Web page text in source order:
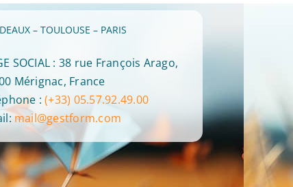
– TOULOUSE – PARIS
SOCIAL : 38 rue François Arago,
Mérignac, France
:(+33) 05.57.92.49.00
mail@gestform.com